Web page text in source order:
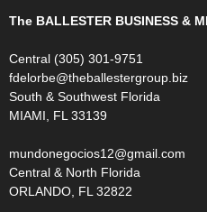
The BALLESTER BUSINESS &
Central (305) 301-9751
fdelorbe@theballestergroup.biz
South & Southwest Florida
MIAMI, FL 33139
mundonegocios12@gmail.com
Central & North Florida
ORLANDO, FL 32822